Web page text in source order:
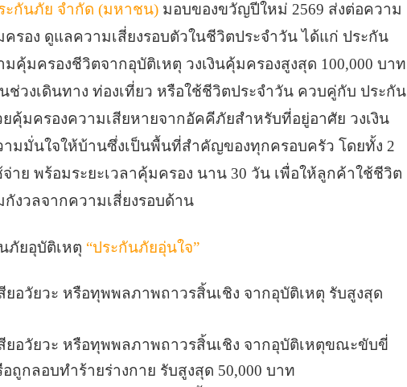
กันภัย จำกัด (มหาชน) มอบของขวัญปีใหม่ 2569 ส่งต่อความ
รอง ดูแลความเสี่ยงรอบตัวในชีวิตประจำวัน ได้แก่ ประกัน
คุ้มครองชีวิตจากอุบัติเหตุ วงเงินคุ้มครองสูงสุด 100,000 บาท
ช่วงเดินทาง ท่องเที่ยว หรือใช้ชีวิตประจำวัน ควบคู่กับ ประกัน
คุ้มครองความเสียหายจากอัคคีภัยสำหรับที่อยู่อาศัย วงเงิน
ามมั่นใจให้บ้านซึ่งเป็นพื้นที่สำคัญของทุกครอบครัว โดยทั้ง 2
ย พร้อมระยะเวลาคุ้มครอง นาน 30 วัน เพื่อให้ลูกค้าใช้ชีวิต
งวลจากความเสี่ยงรอบด้าน
ภัยอุบัติเหตุ “ประกันภัยอุ่นใจ”
อวัยวะ หรือทุพพลภาพถาวรสิ้นเชิง จากอุบัติเหตุ รับสูงสุด
ยอวัยวะ หรือทุพพลภาพถาวรสิ้นเชิง จากอุบัติเหตุขณะขับขี่
ถูกลอบทำร้ายร่างกาย รับสูงสุด 50,000 บาท